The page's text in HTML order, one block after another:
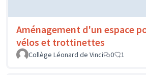
Aménagement d'un espace
vélos et trottinettes
Collège Léonard de Vinci
0 1